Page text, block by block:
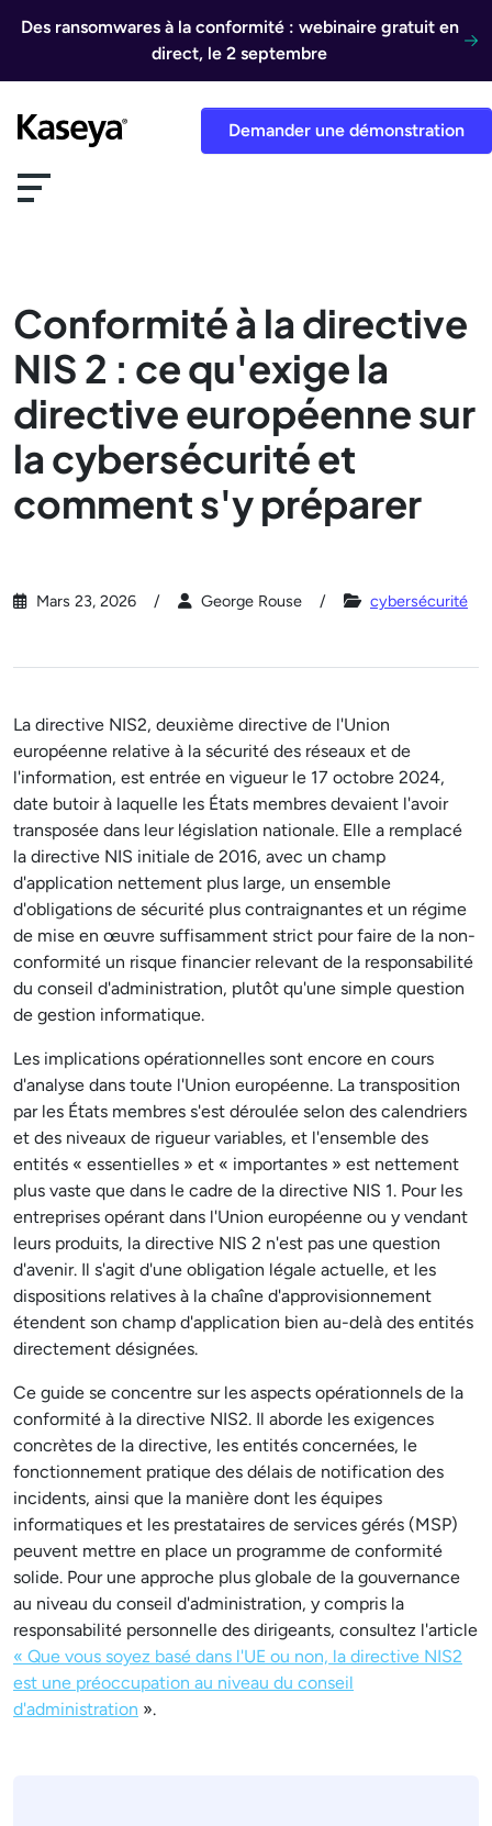
Des ransomwares à la conformité : webinaire gratuit en
direct, le 2 septembre
Demander une démonstration
Conformité à la directive
NIS 2 : ce qu'exige la
directive européenne sur
la cybersécurité et
comment s'y préparer
Mars 23, 2026 George Rouse cybersécurité
La directive NIS2, deuxième directive de l'Union
européenne relative à la sécurité des réseaux et de
l'information, est entrée en vigueur le 17 octobre 2024,
date butoir à laquelle les États membres devaient l'avoir
transposée dans leur législation nationale. Elle a remplacé
la directive NIS initiale de 2016, avec un champ
d'application nettement plus large, un ensemble
d'obligations de sécurité plus contraignantes et un régime
de mise en œuvre suffisamment strict pour faire de la non-
conformité un risque financier relevant de la responsabilité
du conseil d'administration, plutôt qu'une simple question
de gestion informatique.
Les implications opérationnelles sont encore en cours
d'analyse dans toute l'Union européenne. La transposition
par les États membres s'est déroulée selon des calendriers
et des niveaux de rigueur variables, et l'ensemble des
entités « essentielles » et « importantes » est nettement
plus vaste que dans le cadre de la directive NIS 1. Pour les
entreprises opérant dans l'Union européenne ou y vendant
leurs produits, la directive NIS 2 n'est pas une question
d'avenir. Il s'agit d'une obligation légale actuelle, et les
dispositions relatives à la chaîne d'approvisionnement
étendent son champ d'application bien au-delà des entités
directement désignées.
Ce guide se concentre sur les aspects opérationnels de la
conformité à la directive NIS2. Il aborde les exigences
concrètes de la directive, les entités concernées, le
fonctionnement pratique des délais de notification des
incidents, ainsi que la manière dont les équipes
informatiques et les prestataires de services gérés (MSP)
peuvent mettre en place un programme de conformité
solide. Pour une approche plus globale de la gouvernance
au niveau du conseil d'administration, y compris la
responsabilité personnelle des dirigeants, consultez l'article
« Que vous soyez basé dans l'UE ou non, la directive NIS2
est une préoccupation au niveau du conseil
d'administration ».